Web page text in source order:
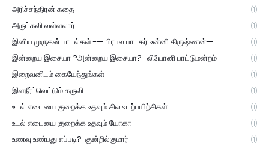
அரிச்சந்திரன் கதை (1)
அருட்கவி வள்ளலார் (1)
இனிய முருகன் பாடல்கள் --- பிரபல பாடகர் உன்னி கிருஷ்ணன்-- (1)
இன்றைய இசையா ?அன்றைய இசையா? -லியோனி பாட்டுமன்றம் (1)
இறைவனிடம் கையேந்துங்கள் (1)
இளநீர்' வெட்டும் கருவி (1)
உடல் எடையை குறைக்க உதவும் சில உடற்பயிற்சிகள் (1)
உடல் எடையை குறைக்க உதவும் யோகா (1)
உணவு உண்பது எப்படி?-குன்றில்குமார் (1)